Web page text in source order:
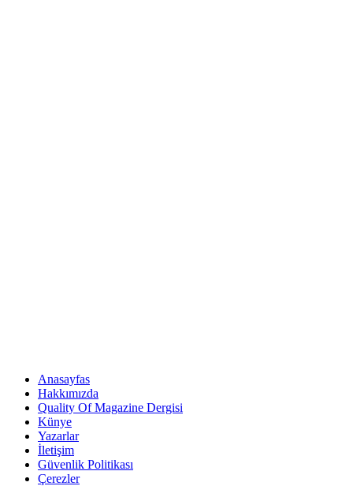
Anasayfas
Hakkımızda
Quality Of Magazine Dergisi
Künye
Yazarlar
İletişim
Güvenlik Politikası
Çerezler